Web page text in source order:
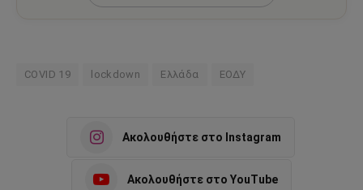
COVID 19 lockdown Ελλάδα ΕΟΔΥ
Ακολουθήστε στο Instagram
Ακολουθήστε στο YouTube